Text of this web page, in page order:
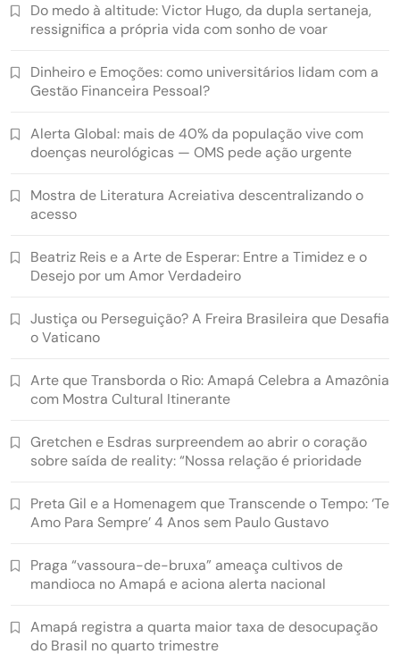
Do medo à altitude: Victor Hugo, da dupla sertaneja,
ressignifica a própria vida com sonho de voar
Dinheiro e Emoções: como universitários lidam com a
Gestão Financeira Pessoal?
Alerta Global: mais de 40% da população vive com
doenças neurológicas — OMS pede ação urgente
Mostra de Literatura Acreiativa descentralizando o
acesso
Beatriz Reis e a Arte de Esperar: Entre a Timidez e o
Desejo por um Amor Verdadeiro
Justiça ou Perseguição? A Freira Brasileira que Desafia
o Vaticano
Arte que Transborda o Rio: Amapá Celebra a Amazônia
com Mostra Cultural Itinerante
Gretchen e Esdras surpreendem ao abrir o coração
sobre saída de reality: “Nossa relação é prioridade
Preta Gil e a Homenagem que Transcende o Tempo: ‘Te
Amo Para Sempre’ 4 Anos sem Paulo Gustavo
Praga “vassoura-de-bruxa” ameaça cultivos de
mandioca no Amapá e aciona alerta nacional
Amapá registra a quarta maior taxa de desocupação
do Brasil no quarto trimestre